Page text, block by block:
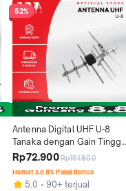
52%
Antenna Digital UHF U-8
Tanaka dengan Gain Tinggi
dan Tahan Air
Rp72.900Rp151.800
Hemat s.d 8% Pakai Bonus
5.0 90+ terjual